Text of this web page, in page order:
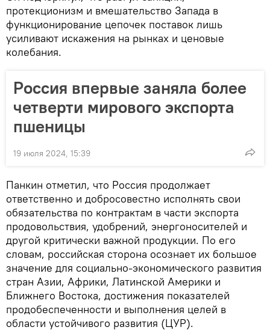
протекционизм и вмешательство Запада в
функционирование цепочек поставок лишь
усиливают искажения на рынках и ценовые
колебания.
Россия впервые заняла более
четверти мирового экспорта
пшеницы
19 июля 2024, 15:39
Панкин отметил, что Россия продолжает
ответственно и добросовестно исполнять свои
обязательства по контрактам в части экспорта
продовольствия, удобрений, энергоносителей и
другой критически важной продукции. По его
словам, российская сторона осознает их большое
значение для социально-экономического развития
стран Азии, Африки, Латинской Америки и
Ближнего Востока, достижения показателей
продобеспеченности и выполнения целей в
области устойчивого развития (ЦУР).